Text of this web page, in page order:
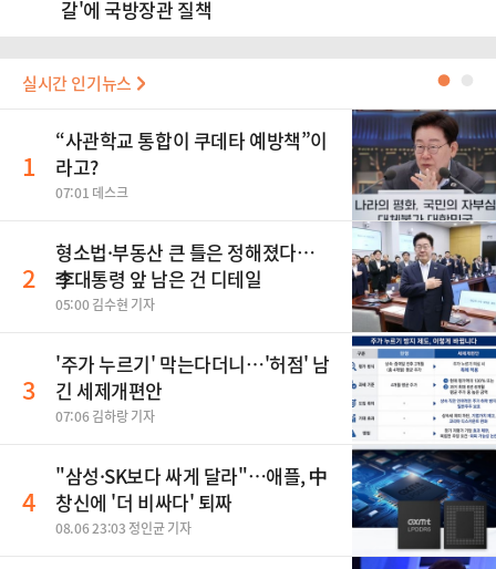
갈'에 국방장관 질책
실시간 인기뉴스 ●
1
“사관학교 통합이 쿠데타 예방책”이
라고?
07:01 데스크
2
형소법·부동산 큰 틀은 정해졌다…
李대통령 앞 남은 건 디테일
05:00 김수현 기자
3
'주가 누르기' 막는다더니…'허점' 남
긴 세제개편안
07:06 김하랑 기자
4
"삼성·SK보다 싸게 달라"…애플, 中
창신에 '더 비싸다' 퇴짜
08.06 23:03 정인균 기자